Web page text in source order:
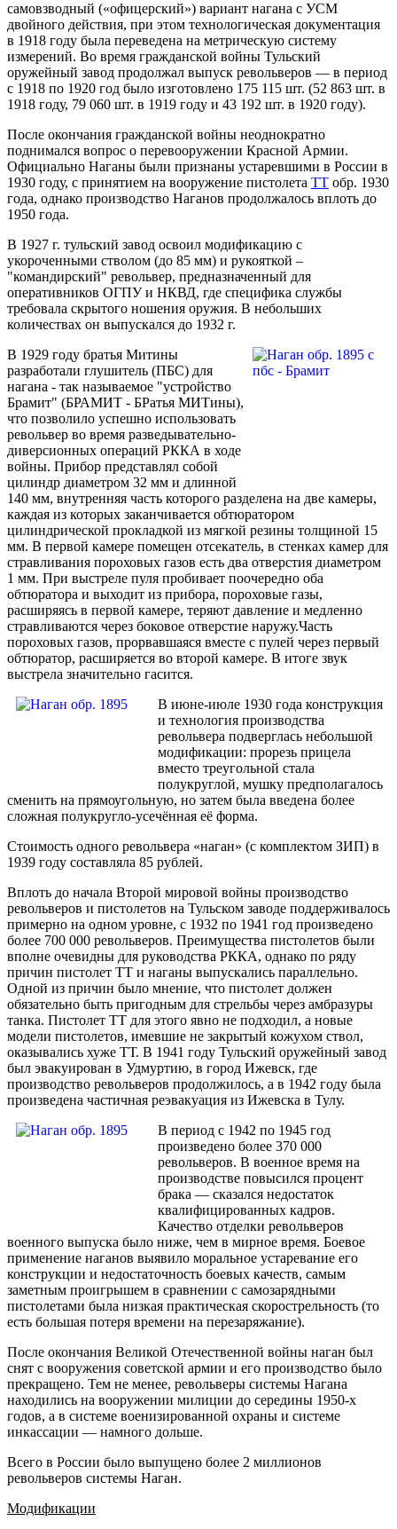
самовзводный («офицерский») вариант нагана с УСМ
двойного действия, при этом технологическая документация
в 1918 году была переведена на метрическую систему
измерений. Во время гражданской войны Тульский
оружейный завод продолжал выпуск револьверов — в период
с 1918 по 1920 год было изготовлено 175 115 шт. (52 863 шт. в
1918 году, 79 060 шт. в 1919 году и 43 192 шт. в 1920 году).
После окончания гражданской войны неоднократно
поднимался вопрос о перевооружении Красной Армии.
Официально Наганы были признаны устаревшими в России в
1930 году, с принятием на вооружение пистолета ТТ обр. 1930
года, однако производство Наганов продолжалось вплоть до
1950 года.
В 1927 г. тульский завод освоил модификацию с
укороченными стволом (до 85 мм) и рукояткой –
"командирский" револьвер, предназначенный для
оперативников ОГПУ и НКВД, где специфика службы
требовала скрытого ношения оружия. В небольших
количествах он выпускался до 1932 г.
В 1929 году братья Митины
разработали глушитель (ПБС) для
нагана - так называемое "устройство
Брамит" (БРАМИТ - БРатья МИТины),
что позволило успешно использовать
револьвер во время разведывательно-
диверсионных операций РККА в ходе
войны. Прибор представлял собой
цилиндр диаметром 32 мм и длинной
140 мм, внутренняя часть которого разделена на две камеры,
каждая из которых заканчивается обтюратором
цилиндрической прокладкой из мягкой резины толщиной 15
мм. В первой камере помещен отсекатель, в стенках камер для
стравливания пороховых газов есть два отверстия диаметром
1 мм. При выстреле пуля пробивает поочередно оба
обтюратора и выходит из прибора, пороховые газы,
расширяясь в первой камере, теряют давление и медленно
стравливаются через боковое отверстие наружу.Часть
пороховых газов, прорвавшаяся вместе с пулей через первый
обтюратор, расширяется во второй камере. В итоге звук
выстрела значительно гасится.
В июне-июле 1930 года конструкция
и технология производства
револьвера подверглась небольшой
модификации: прорезь прицела
вместо треугольной стала
полукруглой, мушку предполагалось
сменить на прямоугольную, но затем была введена более
сложная полукругло-усечённая её форма.
Стоимость одного револьвера «наган» (с комплектом ЗИП) в
1939 году составляла 85 рублей.
Вплоть до начала Второй мировой войны производство
револьверов и пистолетов на Тульском заводе поддерживалось
примерно на одном уровне, с 1932 по 1941 год произведено
более 700 000 револьверов. Преимущества пистолетов были
вполне очевидны для руководства РККА, однако по ряду
причин пистолет ТТ и наганы выпускались параллельно.
Одной из причин было мнение, что пистолет должен
обязательно быть пригодным для стрельбы через амбразуры
танка. Пистолет ТТ для этого явно не подходил, а новые
модели пистолетов, имевшие не закрытый кожухом ствол,
оказывались хуже ТТ. В 1941 году Тульский оружейный завод
был эвакуирован в Удмуртию, в город Ижевск, где
производство револьверов продолжилось, а в 1942 году была
произведена частичная реэвакуация из Ижевска в Тулу.
В период с 1942 по 1945 год
произведено более 370 000
револьверов. В военное время на
производстве повысился процент
брака — сказался недостаток
квалифицированных кадров.
Качество отделки револьверов
военного выпуска было ниже, чем в мирное время. Боевое
применение наганов выявило моральное устаревание его
конструкции и недостаточность боевых качеств, самым
заметным проигрышем в сравнении с самозарядными
пистолетами была низкая практическая скорострельность (то
есть большая потеря времени на перезаряжание).
После окончания Великой Отечественной войны наган был
снят с вооружения советской армии и его производство было
прекращено. Тем не менее, револьверы системы Нагана
находились на вооружении милиции до середины 1950-х
годов, а в системе военизированной охраны и системе
инкассации — намного дольше.
Всего в России было выпущено более 2 миллионов
револьверов системы Наган.
Модификации